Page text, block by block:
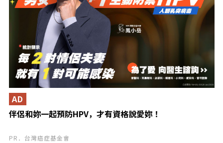
伴侶和妳一起預防HPV，才有資格說愛妳！
AD
PR．台灣癌症基金會